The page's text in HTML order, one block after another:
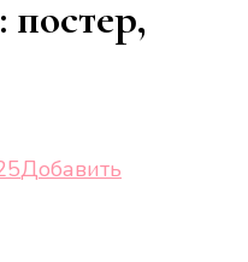
постер,
Добавить